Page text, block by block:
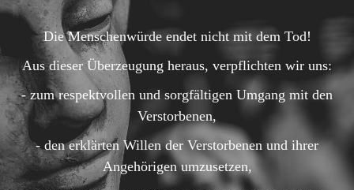
Die Menschenwürde endet nicht mit dem Tod!
Aus dieser Überzeugung heraus, verpflichten wir uns:
- zum respektvollen und sorgfältigen Umgang mit den
Verstorbenen,
- den erklärten Willen der Verstorbenen und ihrer
Angehörigen umzusetzen,